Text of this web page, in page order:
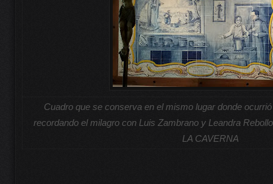
Cuadro que se conserva en el mismo lugar donde
recordando el milagro con Luis Zambrano y Leandra
LA CAVERNA